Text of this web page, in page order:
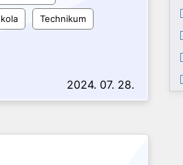
Technikum
2024. 07. 28.